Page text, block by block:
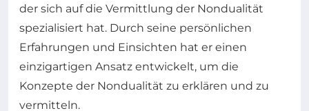
der sich auf die Vermittlung der Nondualität
spezialisiert hat. Durch seine persönlichen
Erfahrungen und Einsichten hat er einen
einzigartigen Ansatz entwickelt, um die
Konzepte der Nondualität zu erklären und zu
vermitteln.